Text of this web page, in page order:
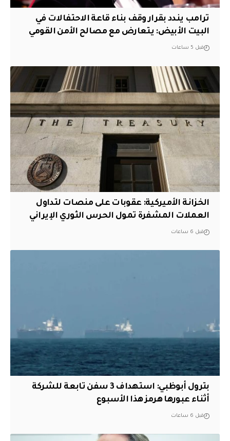
ترامب يندد بقرار وقف بناء قاعة الاحتفالات في
البيت الأبيض: يتعارض مع مصالح الأمن القومي
قبل 5 ساعات
الخزانة الأميركية: عقوبات على منصات لتداول
العملات المشفرة تمول الحرس الثوري الإيراني
قبل 6 ساعات
بترول أبوظبي: استهداف 3 سفن تابعة للشركة
أثناء عبورها هرمز هذا الأسبوع
قبل 6 ساعات